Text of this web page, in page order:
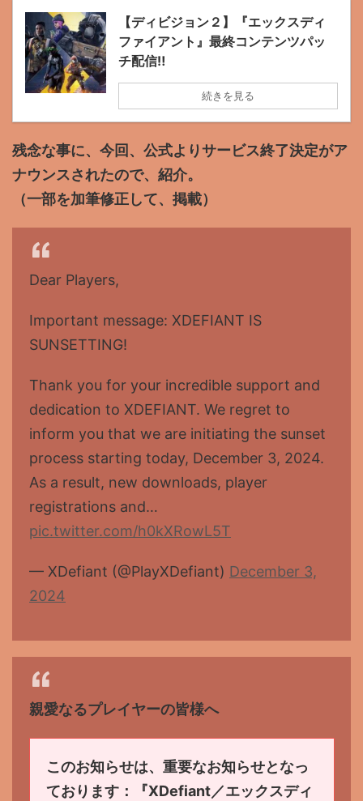
【ディビジョン２】『エックスディ
ファイアント』最終コンテンツパッ
チ配信‼
続きを見る
残念な事に、今回、公式よりサービス終了決定がア
ナウンスされたので、紹介。
（一部を加筆修正して、掲載）
Dear Players,
Important message: XDEFIANT IS
SUNSETTING!
Thank you for your incredible support and
dedication to XDEFIANT. We regret to
inform you that we are initiating the sunset
process starting today, December 3, 2024.
As a result, new downloads, player
registrations and…
pic.twitter.com/h0kXRowL5T
— XDefiant (@PlayXDefiant) December 3,
2024
親愛なるプレイヤーの皆様へ
このお知らせは、重要なお知らせとなっ
ております：『XDefiant／エックスディ